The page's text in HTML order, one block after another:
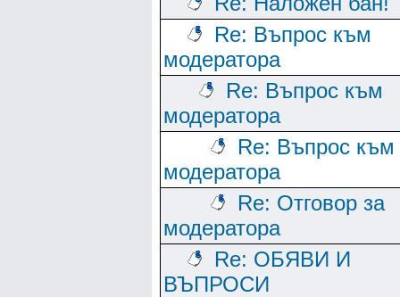
Re: Въпрос към
модератора
Re: Въпрос към
модератора
Re: Въпрос към
модератора
Re: Отговор за
модератора
Re: ОБЯВИ И
ВЪПРОСИ